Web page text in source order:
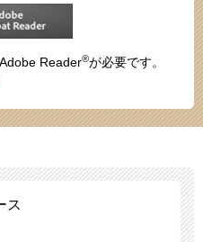
Reader®が必要です。
ス